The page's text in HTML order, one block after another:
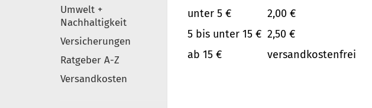
Umwelt +
Nachhaltigkeit
Versicherungen
Ratgeber A-Z
Versandkosten
unter 5 €
2,00 €
5 bis unter 15 € 2,50 €
ab 15 €
versandkostenfrei